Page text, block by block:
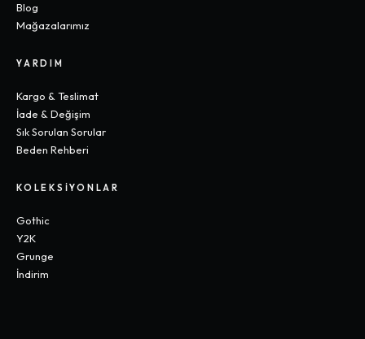
Blog
Mağazalarımız
YARDIM
Kargo & Teslimat
İade & Değişim
Sık Sorulan Sorular
Beden Rehberi
KOLEKSIYONLAR
Gothic
Y2K
Grunge
İndirim